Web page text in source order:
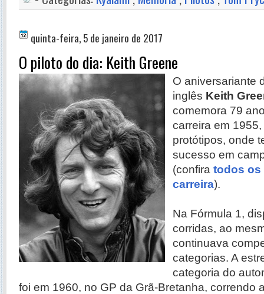
quinta-feira, 5 de janeiro de 2017
O piloto do dia: Keith Greene
O aniversariante
inglês Keith
comemora 79
carreira em
protótipos, onde
sucesso em
(confira todos os
carreira).
Na Fórmula 1,
corridas, ao
continuava
categorias. A
categoria do
foi em 1960, no GP da Grã-Bretanha, correndo